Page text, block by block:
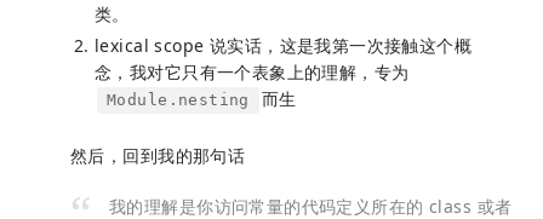
类。
lexical scope 说实话，这是我第一次接触这个概
念，我对它只有一个表象上的理解，专为
Module.nesting 而生
然后，回到我的那句话
我的理解是你访问常量的代码定义所在的 class 或者